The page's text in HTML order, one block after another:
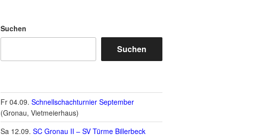
Suchen
Suchen
Fr 04.09. Schnellschachturnier September
(Gronau, Vietmeierhaus)
Sa 12.09. SC Gronau II – SV Türme Billerbeck